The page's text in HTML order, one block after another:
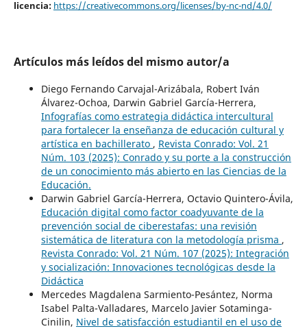
licencia: https://creativecommons.org/licenses/by-nc-nd/4.0/
Artículos más leídos del mismo autor/a
Diego Fernando Carvajal-Arizábala, Robert Iván
Álvarez-Ochoa, Darwin Gabriel García-Herrera,
Infografías como estrategia didáctica intercultural
para fortalecer la enseñanza de educación cultural y
artística en bachillerato , Revista Conrado: Vol. 21
Núm. 103 (2025): Conrado y su porte a la construcción
de un conocimiento más abierto en las Ciencias de la
Educación.
Darwin Gabriel García-Herrera, Octavio Quintero-Ávila,
Educación digital como factor coadyuvante de la
prevención social de ciberestafas: una revisión
sistemática de literatura con la metodología prisma ,
Revista Conrado: Vol. 21 Núm. 107 (2025): Integración
y socialización: Innovaciones tecnológicas desde la
Didáctica
Mercedes Magdalena Sarmiento-Pesántez, Norma
Isabel Palta-Valladares, Marcelo Javier Sotaminga-
Cinilin, Nivel de satisfacción estudiantil en el uso de